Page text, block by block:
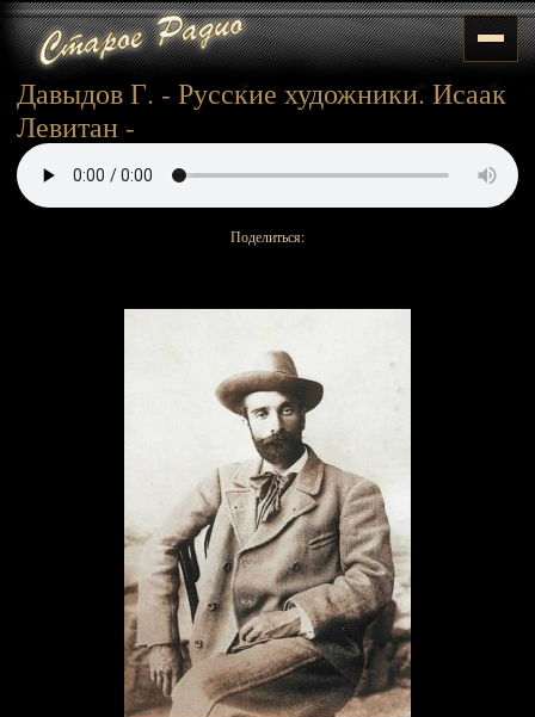
Давыдов Г. - Русские художники. Исаак
Левитан -
Поделиться: